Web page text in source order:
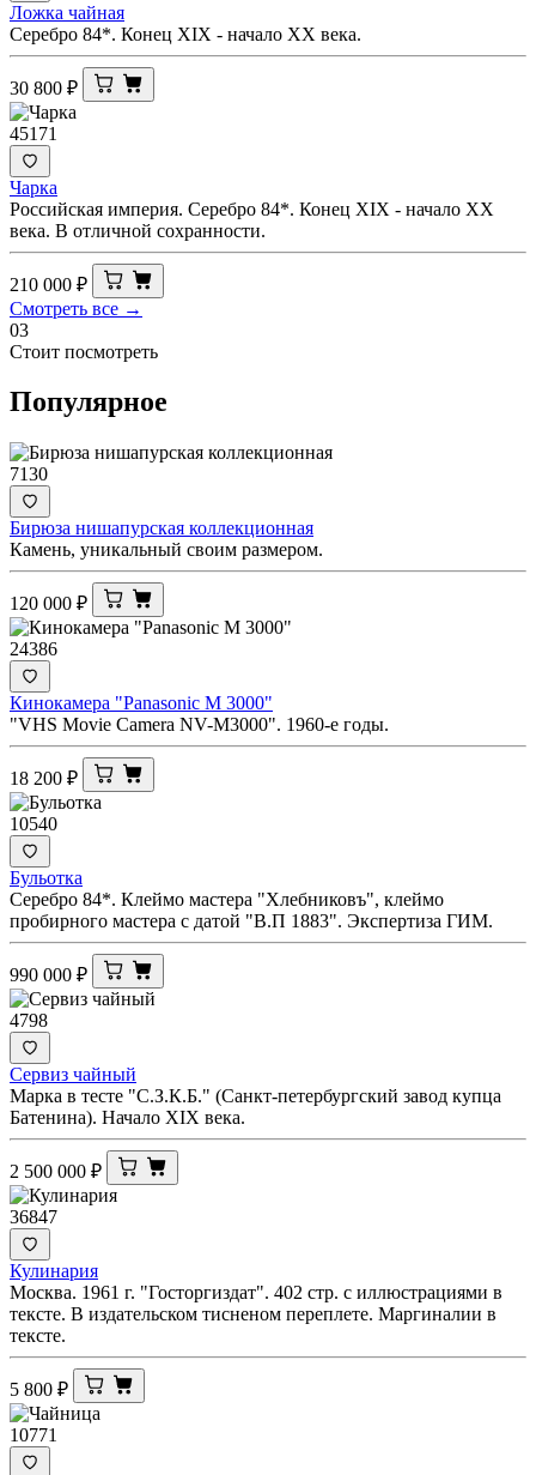
Ложка чайная
Серебро 84*. Конец ХIХ - начало ХХ века.
30 800 ₽
45171
Чарка
Российская империя. Серебро 84*. Конец XIX - начало ХХ
века. В отличной сохранности.
210 000 ₽
Смотреть все →
03
Стоит посмотреть
Популярное
7130
Бирюза нишапурская коллекционная
Камень, уникальный своим размером.
120 000 ₽
24386
Кинокамера "Panasonic M 3000"
"VHS Movie Camera NV-M3000". 1960-е годы.
18 200 ₽
10540
Бульотка
Серебро 84*. Клеймо мастера "Хлебниковъ", клеймо
пробирного мастера с датой "В.П 1883". Экспертиза ГИМ.
990 000 ₽
4798
Сервиз чайный
Марка в тесте "С.З.К.Б." (Санкт-петербургский завод купца
Батенина). Начало XIX века.
2 500 000 ₽
36847
Кулинария
Москва. 1961 г. "Госторгиздат". 402 стр. с иллюстрациями в
тексте. В издательском тисненом переплете. Маргиналии в
тексте.
5 800 ₽
10771